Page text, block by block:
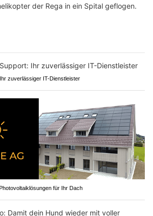
der Rega in ein Spital geflogen.
zuverlässiger IT-Dienstleister
für Ihr Dach